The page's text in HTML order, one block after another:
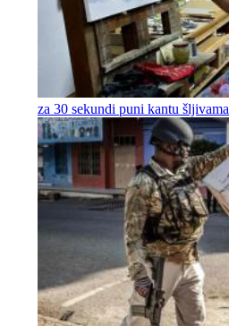
za 30 sekundi puni kantu šljivama